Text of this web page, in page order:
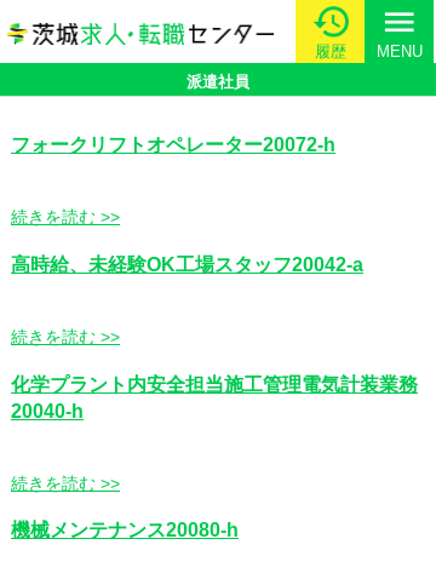
履歴
menu
MENU
派遣社員
フォークリフトオペレーター20072-h
続きを読む >>
高時給、未経験OK工場スタッフ20042-a
続きを読む >>
化学プラント内安全担当施工管理電気計装業務
20040-h
続きを読む >>
機械メンテナンス20080-h